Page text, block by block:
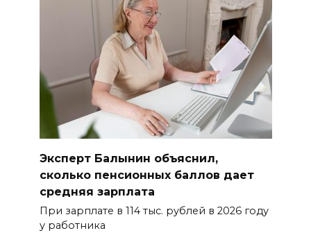
Эксперт Балынин объяснил,
сколько пенсионных баллов дает
средняя зарплата
При зарплате в 114 тыс. рублей в 2026 году
у работника